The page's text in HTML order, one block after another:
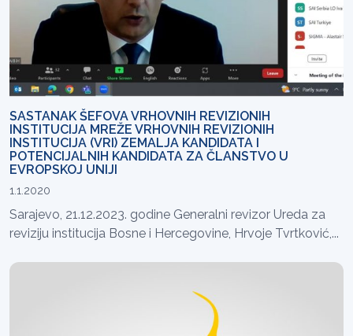
SASTANAK ŠEFOVA VRHOVNIH REVIZIONIH
INSTITUCIJA MREŽE VRHOVNIH REVIZIONIH
INSTITUCIJA (VRI) ZEMALJA KANDIDATA I
POTENCIJALNIH KANDIDATA ZA ČLANSTVO U
EVROPSKOJ UNIJI
1.1.2020
Sarajevo, 21.12.2023. godine Generalni revizor Ureda za
reviziju institucija Bosne i Hercegovine, Hrvoje Tvrtković,...